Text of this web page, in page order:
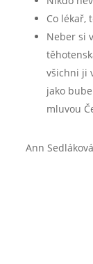
Co lékař,
Neber si
všichni ji
jako
mluvou
Ann